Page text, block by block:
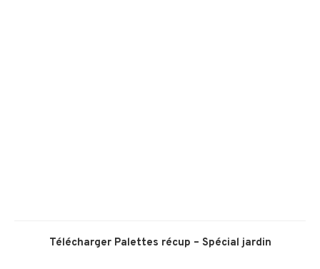
Télécharger Palettes récup – Spécial jardin